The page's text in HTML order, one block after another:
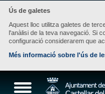
Ús de galetes
Aquest lloc utilitza galetes de
l'anàlisi de la teva navegació. Si
configuració considerarem que
Més informació sobre l'ús de